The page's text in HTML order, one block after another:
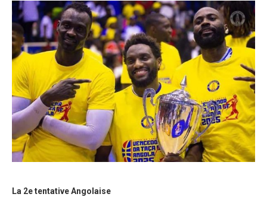
La 2e tentative Angolaise